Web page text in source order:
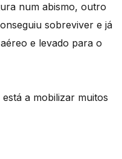
num abismo, outro
sobreviver e já
e levado para o
a mobilizar muitos